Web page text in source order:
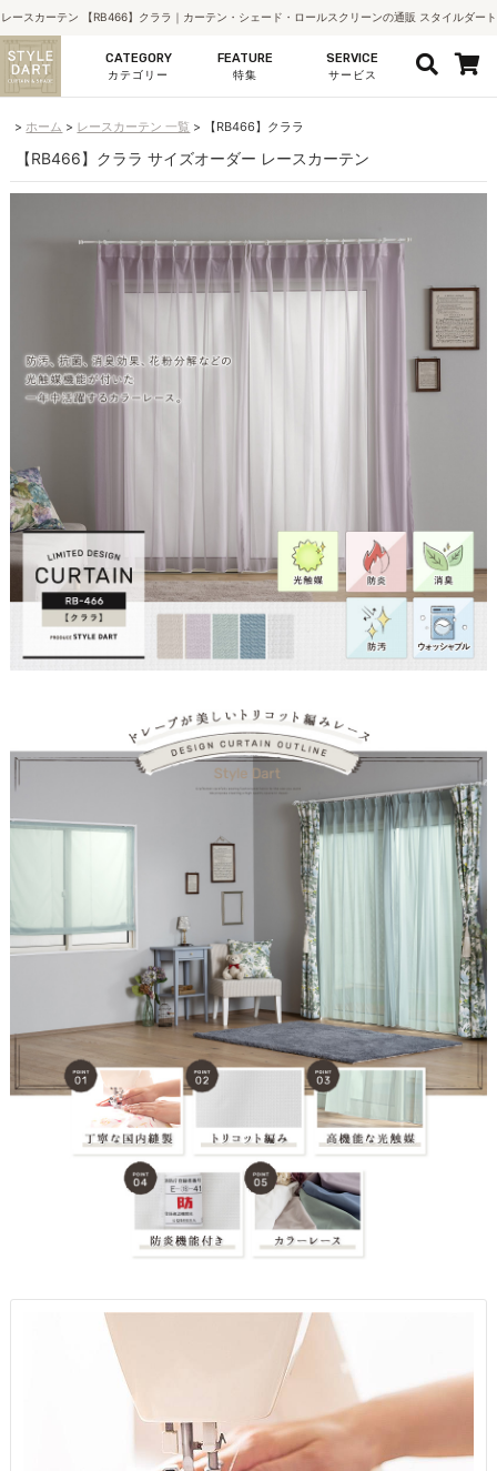
レースカーテン 【RB466】クララ｜カーテン・シェード・ロールスクリーンの通販 スタイルダート
CATEGORY
カテゴリー
FEATURE
特集
SERVICE
サービス
ホーム レースカーテン 一覧 【RB466】クララ
【RB466】クララ サイズオーダー レースカーテン